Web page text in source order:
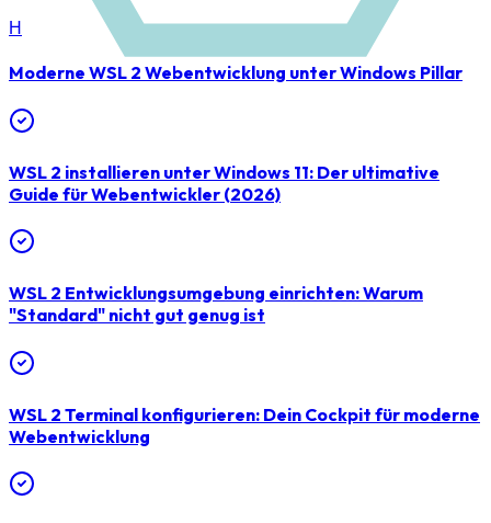
H
Moderne WSL 2 Webentwicklung unter Windows Pillar
WSL 2 installieren unter Windows 11: Der ultimative
Guide für Webentwickler (2026)
WSL 2 Entwicklungsumgebung einrichten: Warum
"Standard" nicht gut genug ist
WSL 2 Terminal konfigurieren: Dein Cockpit für moderne
Webentwicklung